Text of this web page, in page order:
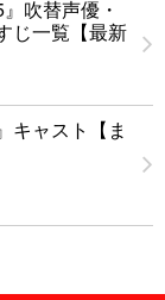
吹替声優・
じ一覧【最新
キャスト【ま